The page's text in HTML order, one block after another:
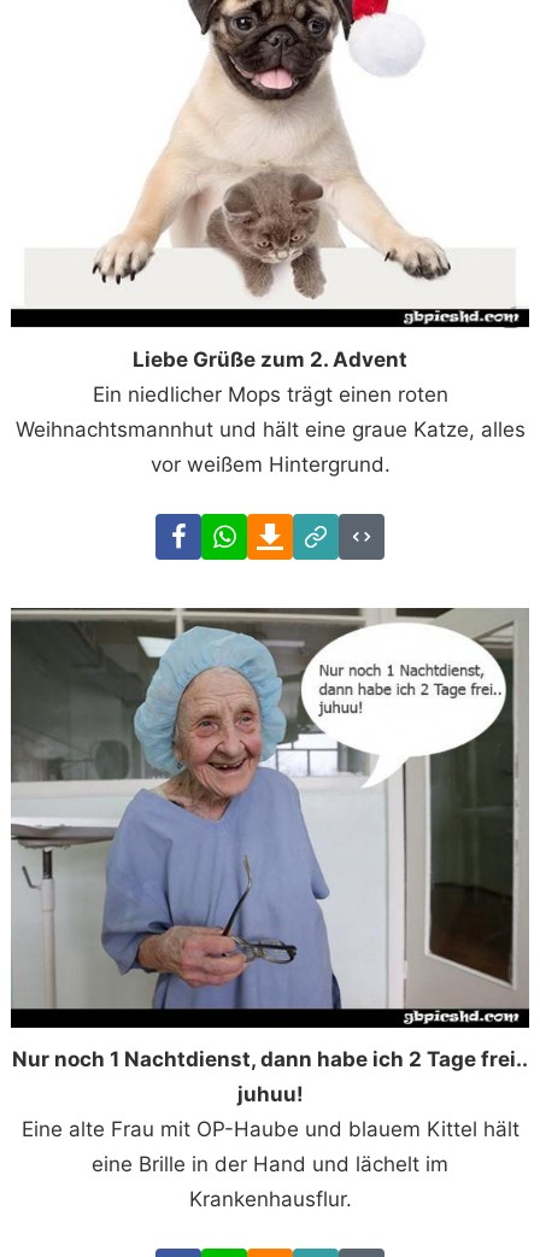
Liebe Grüße zum 2. Advent
Ein niedlicher Mops trägt einen roten
Weihnachtsmannhut und hält eine graue Katze, alles
vor weißem Hintergrund.
FacebookWhatsAppDownload
Link
Code
Nur noch 1 Nachtdienst, dann habe ich 2 Tage frei..
juhuu!
Eine alte Frau mit OP-Haube und blauem Kittel hält
eine Brille in der Hand und lächelt im
Krankenhausflur.